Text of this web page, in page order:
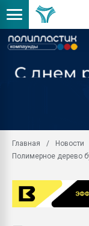
Главная
Новости
Полимерное дерево